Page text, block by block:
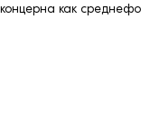
как